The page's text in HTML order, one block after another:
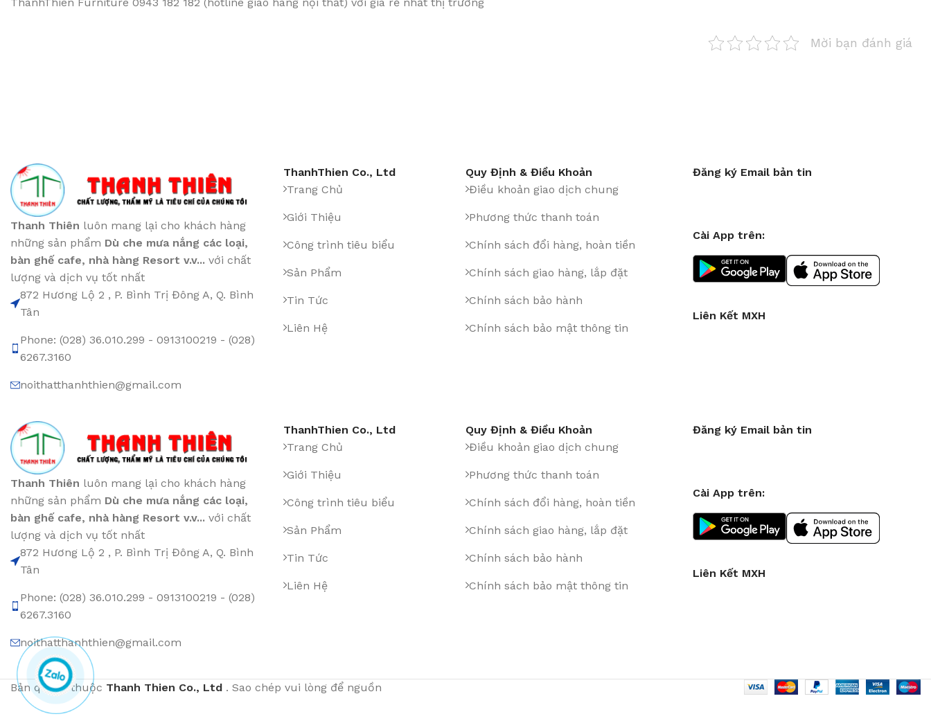
Mời bạn đánh giá
Thanh Thiên luôn mang lại cho khách hàng
những sản phẩm Dù che mưa nắng các loại,
bàn ghế cafe, nhà hàng Resort v.v... với chất
lượng và dịch vụ tốt nhất
872 Hương Lộ 2 , P. Bình Trị Đông A, Q. Bình
Tân
Phone: (028) 36.010.299 - 0913100219 - (028)
6267.3160
noithatthanhthien@gmail.com
ThanhThien Co., Ltd
Trang Chủ
Giới Thiệu
Công trình tiêu biểu
Sản Phẩm
Tin Tức
Liên Hệ
Quy Định & Điều Khoản
Điều khoản giao dịch chung
Phương thức thanh toán
Chính sách đổi hàng, hoàn tiền
Chính sách giao hàng, lắp đặt
Chính sách bảo hành
Chính sách bảo mật thông tin
Đăng ký Email bản tin
Cài App trên:
Liên Kết MXH
Thanh Thiên luôn mang lại cho khách hàng
những sản phẩm Dù che mưa nắng các loại,
bàn ghế cafe, nhà hàng Resort v.v... với chất
lượng và dịch vụ tốt nhất
872 Hương Lộ 2 , P. Bình Trị Đông A, Q. Bình
Tân
Phone: (028) 36.010.299 - 0913100219 - (028)
6267.3160
noithatthanhthien@gmail.com
ThanhThien Co., Ltd
Trang Chủ
Giới Thiệu
Công trình tiêu biểu
Sản Phẩm
Tin Tức
Liên Hệ
Quy Định & Điều Khoản
Điều khoản giao dịch chung
Phương thức thanh toán
Chính sách đổi hàng, hoàn tiền
Chính sách giao hàng, lắp đặt
Chính sách bảo hành
Chính sách bảo mật thông tin
Đăng ký Email bản tin
Cài App trên:
Liên Kết MXH
Bản quyền thuộc Thanh Thien Co., Ltd . Sao chép vui lòng để nguồn